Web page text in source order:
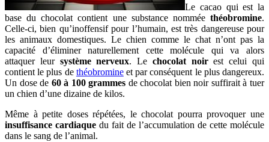
Le cacao qui est la
base du chocolat contient une substance nommée théobromine.
Celle-ci, bien qu’inoffensif pour l’humain, est très dangereuse pour
les animaux domestiques. Le chien comme le chat n’ont pas la
capacité d’éliminer naturellement cette molécule qui va alors
attaquer leur système nerveux. Le chocolat noirest celui qui
contient le plus de théobromineet par conséquent le plus dangereux.
Un dose de 60 à 100 grammes de chocolat bien noir suffirait à tuer
un chien d’une dizaine de kilos.
Même à petite doses répétées, le chocolat pourra provoquer une
insuffisance cardiaque du fait de l’accumulation de cette molécule
dans le sang de l’animal.